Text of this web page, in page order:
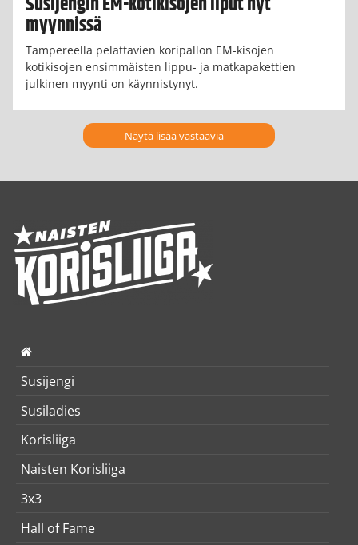
myynnissä
Tampereella pelattavien koripallon EM-kisojen
kotikisojen ensimmäisten lippu- ja matkapakettien
julkinen myynti on käynnistynyt.
Näytä lisää vastaavia
Susijengi
Susiladies
Korisliiga
Naisten Korisliiga
3x3
Hall of Fame